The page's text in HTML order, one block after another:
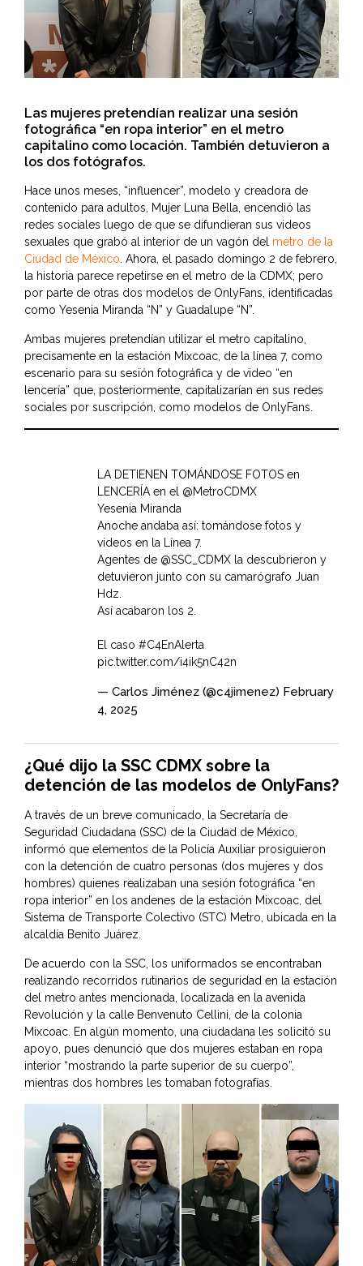
Las mujeres pretendían realizar una sesión
fotográfica “en ropa interior” en el metro
capitalino como locación. También detuvieron a
los dos fotógrafos.
Hace unos meses, “influencer”, modelo y creadora de
contenido para adultos, Mujer Luna Bella, encendió las
redes sociales luego de que se difundieran sus videos
sexuales que grabó al interior de un vagón del metro de la
Ciudad de México. Ahora, el pasado domingo 2 de febrero,
la historia parece repetirse en el metro de la CDMX; pero
por parte de otras dos modelos de OnlyFans, identificadas
como Yesenia Miranda “N” y Guadalupe “N”.
Ambas mujeres pretendían utilizar el metro capitalino,
precisamente en la estación Mixcoac, de la línea 7, como
escenario para su sesión fotográfica y de video “en
lencería” que, posteriormente, capitalizarían en sus redes
sociales por suscripción, como modelos de OnlyFans.
LA DETIENEN TOMÁNDOSE FOTOS en
LENCERÍA en el @MetroCDMX
Yesenia Miranda
Anoche andaba así: tomándose fotos y
videos en la Línea 7.
Agentes de @SSC_CDMX la descubrieron y
detuvieron junto con su camarógrafo Juan
Hdz.
Así acabaron los 2.
El caso #C4EnAlerta
pic.twitter.com/i4ik5nC42n
— Carlos Jiménez (@c4jimenez) February
4, 2025
¿Qué dijo la SSC CDMX sobre la
detención de las modelos de OnlyFans?
A través de un breve comunicado, la Secretaría de
Seguridad Ciudadana (SSC) de la Ciudad de México,
informó que elementos de la Policía Auxiliar prosiguieron
con la detención de cuatro personas (dos mujeres y dos
hombres) quienes realizaban una sesión fotográfica “en
ropa interior” en los andenes de la estación Mixcoac, del
Sistema de Transporte Colectivo (STC) Metro, ubicada en la
alcaldía Benito Juárez.
De acuerdo con la SSC, los uniformados se encontraban
realizando recorridos rutinarios de seguridad en la estación
del metro antes mencionada, localizada en la avenida
Revolución y la calle Benvenuto Cellini, de la colonia
Mixcoac. En algún momento, una ciudadana les solicitó su
apoyo, pues denunció que dos mujeres estaban en ropa
interior “mostrando la parte superior de su cuerpo”,
mientras dos hombres les tomaban fotografías.